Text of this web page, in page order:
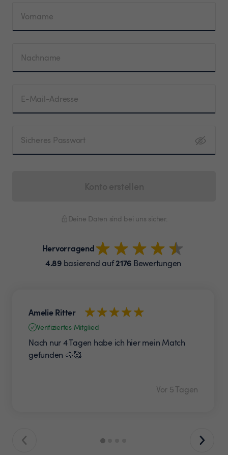
Vorname
Nachname
E-Mail-Adresse
Sicheres Passwort
Deine Daten sind bei uns sicher.
Hervorragend
4.89basierend auf2176 Bewertungen
Amelie Ritter
Verifiziertes Mitglied
Nach nur 4 Tagen habe ich hier mein Match
gefunden 🐴🥰
Vor 5 Tagen